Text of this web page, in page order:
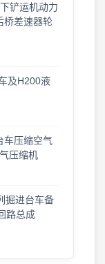
铲运机动力
桥差速器轮
及H200液
车压缩空气
压缩机
掘进台车备
路总成